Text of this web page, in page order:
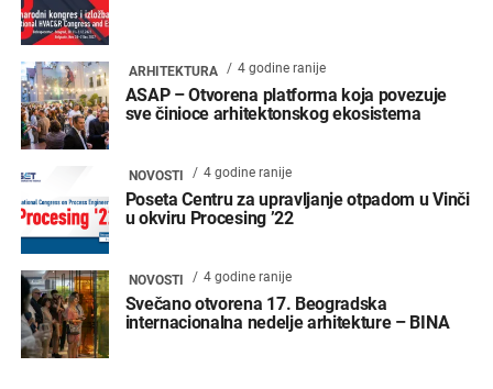
ARHITEKTURA 4 godine ranije
ASAP – Otvorena platforma koja povezuje
sve činioce arhitektonskog ekosistema
NOVOSTI 4 godine ranije
Poseta Centru za upravljanje otpadom u Vinči
u okviru Procesing ’22
NOVOSTI 4 godine ranije
Svečano otvorena 17. Beogradska
internacionalna nedelje arhitekture – BINA